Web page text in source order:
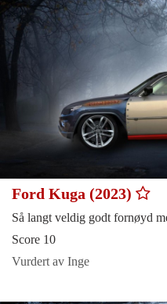
Ford Kuga (2023)
Så langt veldig godt fornøyd
Score 10
Vurdert av Inge